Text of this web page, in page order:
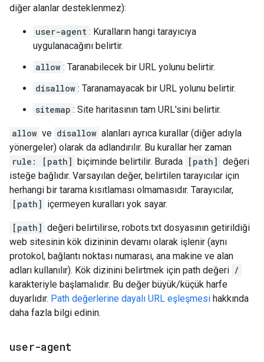
diğer alanlar desteklenmez):
user-agent : Kuralların hangi tarayıcıya
uygulanacağını belirtir.
allow : Taranabilecek bir URL yolunu belirtir.
disallow : Taranamayacak bir URL yolunu belirtir.
sitemap : Site haritasının tam URL'sini belirtir.
allow ve disallow alanları ayrıca kurallar (diğer adıyla
yönergeler) olarak da adlandırılır. Bu kurallar her zaman
rule: [path] biçiminde belirtilir. Burada [path] değeri
isteğe bağlıdır. Varsayılan değer, belirtilen tarayıcılar için
herhangi bir tarama kısıtlaması olmamasıdır. Tarayıcılar,
[path] içermeyen kuralları yok sayar.
[path] değeri belirtilirse, robots.txt dosyasının getirildiği
web sitesinin kök dizininin devamı olarak işlenir (aynı
protokol, bağlantı noktası numarası, ana makine ve alan
adları kullanılır). Kök dizinini belirtmek için path değeri /
karakteriyle başlamalıdır. Bu değer büyük/küçük harfe
duyarlıdır. Path değerlerine dayalı URL eşleşmesi hakkında
daha fazla bilgi edinin.
user-agent